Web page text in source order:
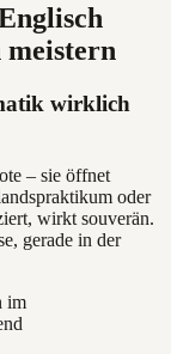
wirklich
– sie öffnet
oder
wirkt souverän.
gerade in der